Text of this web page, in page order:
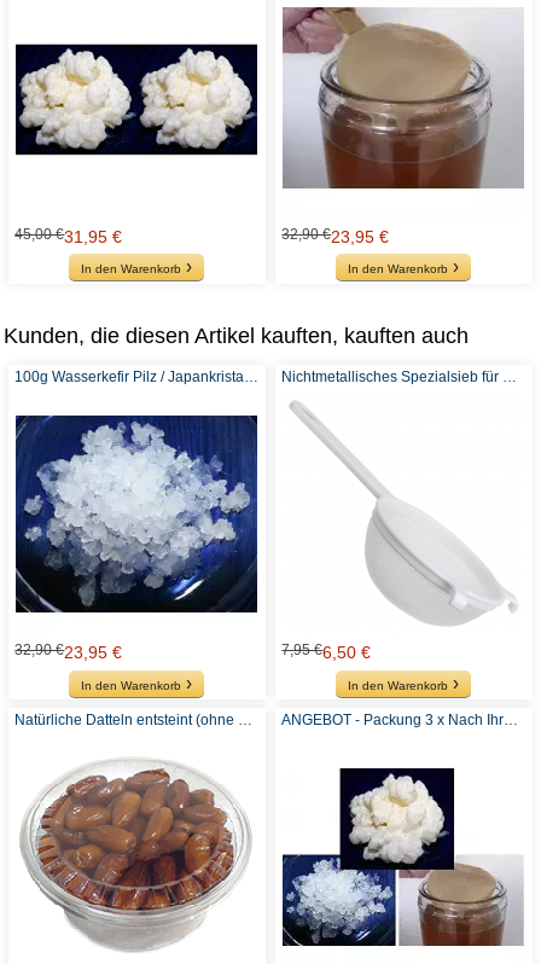
45,00 €31,95 €
In den Warenkorb
32,90 €23,95 €
In den Warenkorb
Kunden, die diesen Artikel kauften, kauften auch
100g Wasserkefir Pilz / Japankristalle
32,90 €23,95 €
In den Warenkorb
Nichtmetallisches Spezialsieb für Kefir
7,95 €6,50 €
In den Warenkorb
Natürliche Datteln entsteint (ohne Zusatz von Zucker oder Sulfiten) - Empfohlen für Wasserkefir ANGEBOT - Packung 3 x Nach Ihrer Wahl - Kefir oder Kombucha